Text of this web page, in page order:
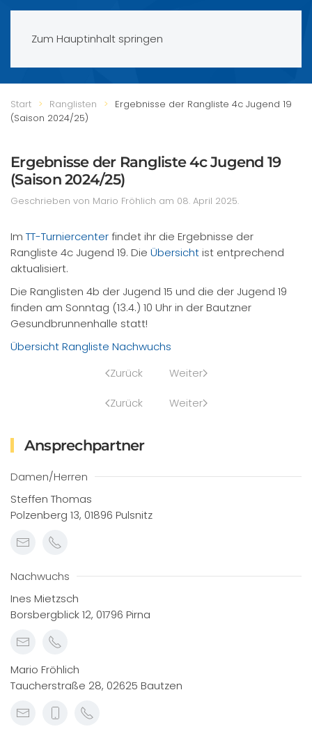
Zum Hauptinhalt springen
Start Ranglisten
Ergebnisse der Rangliste 4c Jugend 19
(Saison 2024/25)
Ergebnisse der Rangliste 4c Jugend 19
(Saison 2024/25)
Geschrieben von Mario Fröhlich am 08. April 2025.
Im TT-Turniercenterfindet ihr die Ergebnisse der
Rangliste 4c Jugend 19. Die Übersichtist entprechend
aktualisiert.
Die Ranglisten 4b der Jugend 15 und die der Jugend 19
finden am Sonntag (13.4.) 10 Uhr in der Bautzner
Gesundbrunnenhalle statt!
Übersicht Rangliste Nachwuchs
Zurück
Weiter
Zurück Weiter
Ansprechpartner
Damen/Herren
Steffen Thomas
Polzenberg 13, 01896 Pulsnitz
Nachwuchs
Ines Mietzsch
Borsbergblick 12, 01796 Pirna
Mario Fröhlich
Taucherstraße 28, 02625 Bautzen